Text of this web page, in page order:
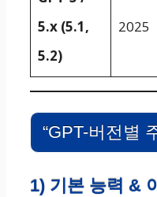
5.x (5.1,
5.2)
2025
“GPT-버전별
1) 기본 능력 &